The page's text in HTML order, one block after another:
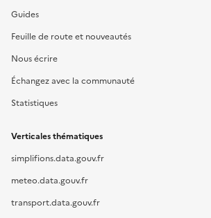
Guides
Feuille de route et nouveautés
Nous écrire
Échangez avec la communauté
Statistiques
Verticales thématiques
simplifions.data.gouv.fr
meteo.data.gouv.fr
transport.data.gouv.fr